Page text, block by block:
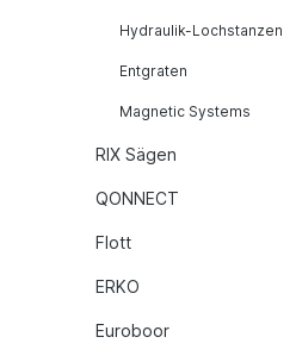
Hydraulik-Lochstanzen
Entgraten
Magnetic Systems
RIX Sägen
QONNECT
Flott
ERKO
Euroboor